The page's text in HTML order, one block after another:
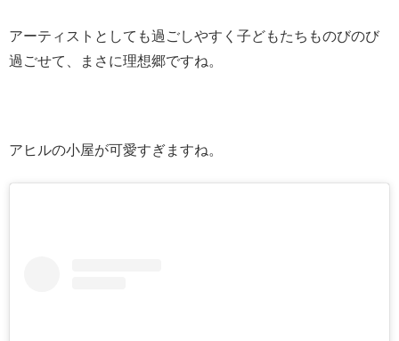
アーティストとしても過ごしやすく子どもたちものびのび
過ごせて、まさに理想郷ですね。
アヒルの小屋が可愛すぎますね。